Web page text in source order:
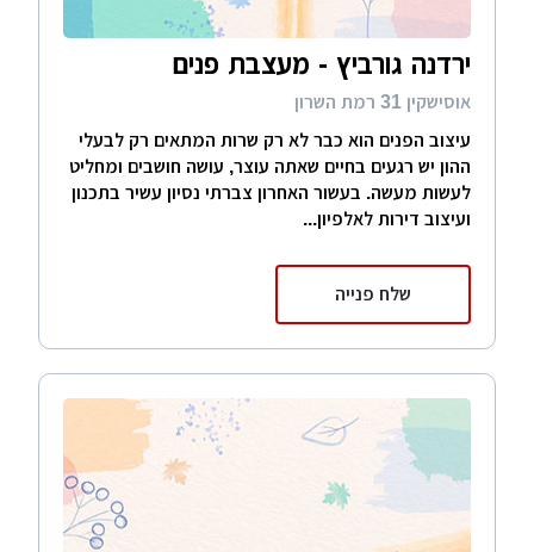
ירדנה גורביץ - מעצבת פנים
אוסישקין 31 רמת השרון
עיצוב הפנים הוא כבר לא רק שרות המתאים רק לבעלי
ההון יש רגעים בחיים שאתה עוצר, עושה חושבים ומחליט
לעשות מעשה. בעשור האחרון צברתי נסיון עשיר בתכנון
ועיצוב דירות לאלפיון...
שלח פנייה